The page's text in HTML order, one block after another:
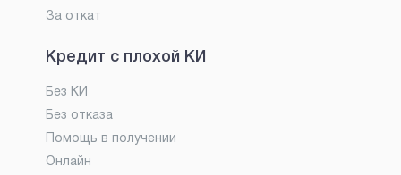
За откат
Кредит с плохой КИ
Без КИ
Без отказа
Помощь в получении
Онлайн